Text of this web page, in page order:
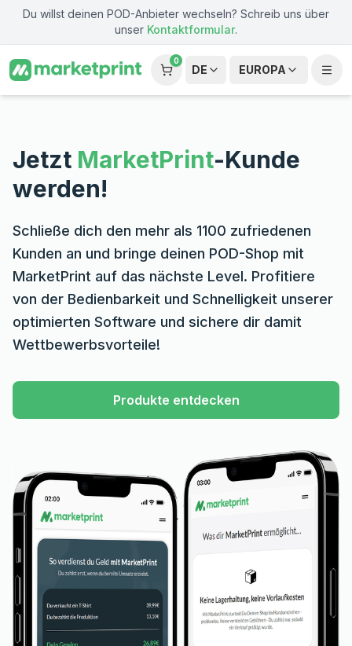
Zum Hauptinhalt springen
Du willst deinen POD-Anbieter wechseln? Schreib uns über
unser Kontaktformular.
0
DE EUROPA
Jetzt MarketPrint-Kunde
werden!
Schließe dich den mehr als 1100 zufriedenen
Kunden an und bringe deinen POD-Shop mit
MarketPrint auf das nächste Level. Profitiere
von der Bedienbarkeit und Schnelligkeit unserer
optimierten Software und sichere dir damit
Wettbewerbsvorteile!
Produkte entdecken